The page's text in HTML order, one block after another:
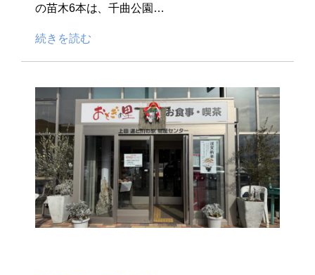
の苗木6本は、千曲公園…
続きを読む